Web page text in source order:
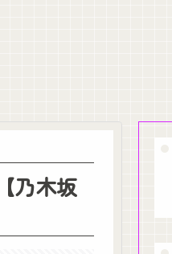
乃木坂